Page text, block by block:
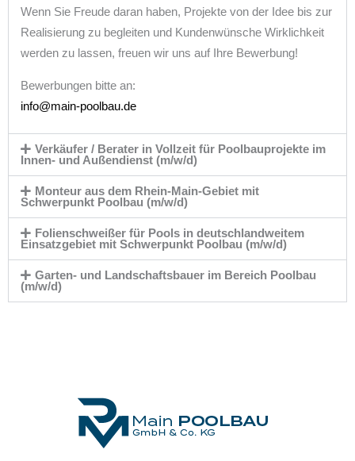
Wenn Sie Freude daran haben, Projekte von der Idee bis zur
Realisierung zu begleiten und Kundenwünsche Wirklichkeit
werden zu lassen, freuen wir uns auf Ihre Bewerbung!
Bewerbungen bitte an:
info@main-poolbau.de
Verkäufer / Berater in Vollzeit für Poolbauprojekte im
Innen- und Außendienst (m/w/d)
Monteur aus dem Rhein-Main-Gebiet mit
Schwerpunkt Poolbau (m/w/d)
Folienschweißer für Pools in deutschlandweitem
Einsatzgebiet mit Schwerpunkt Poolbau (m/w/d)
Garten- und Landschaftsbauer im Bereich Poolbau
(m/w/d)